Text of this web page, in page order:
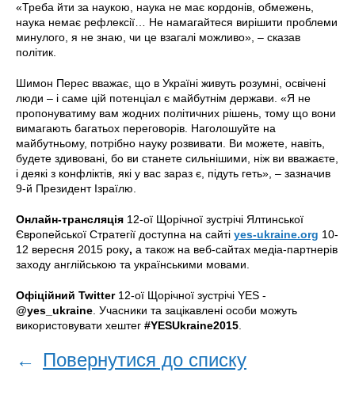
«Треба йти за наукою, наука не має кордонів, обмежень,
наука немає рефлексії… Не намагайтеся вирішити проблеми
минулого, я не знаю, чи це взагалі можливо», – сказав
політик.
Шимон Перес вважає, що в Україні живуть розумні, освічені
люди – і саме цій потенціал є майбутнім держави. «Я не
пропонуватиму вам жодних політичних рішень, тому що вони
вимагають багатьох переговорів. Наголошуйте на
майбутньому, потрібно науку розвивати. Ви можете, навіть,
будете здивовані, бо ви станете сильнішими, ніж ви вважаєте,
і деякі з конфліктів, які у вас зараз є, підуть геть», – зазначив
9-й Президент Ізраїлю.
Онлайн-трансляція 12-ої Щорічної зустрічі Ялтинської
Європейської Стратегії доступна на сайті yes-ukraine.org 10-
12 вересня 2015 року, а також на веб-сайтах медіа-партнерів
заходу англійською та українськими мовами.
Офіційний Twitter12-ої Щорічної зустрічі YES -
@yes_ukraine . Учасники та зацікавлені особи можуть
використовувати хештег #YESUkraine2015
← Повернутися до списку